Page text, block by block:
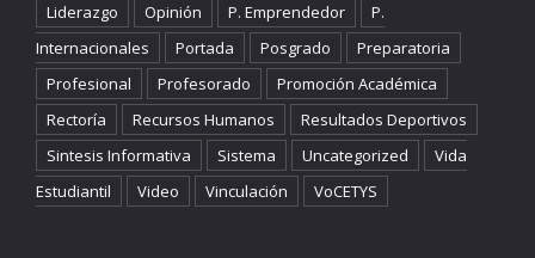
Liderazgo
Opinión P. Emprendedor
P.
Internacionales
Portada Posgrado
Preparatoria
Profesional
Profesorado
Promoción Académica
Rectoría
Recursos Humanos
Resultados Deportivos
Sintesis Informativa
Sistema Uncategorized
Vida
Estudiantil
Video Vinculación VoCETYS